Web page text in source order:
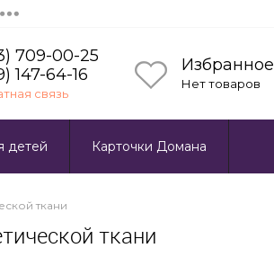
709-00-25
147-64-16
связь
Избранное
Нет товаров
детей Карточки Домана
ткани
ткани